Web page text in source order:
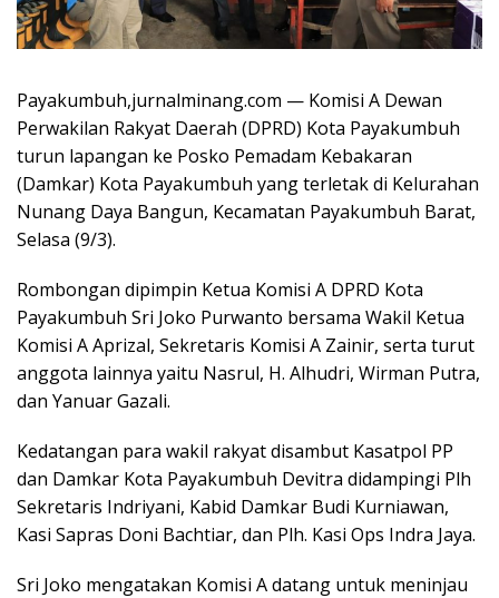
Payakumbuh,jurnalminang.com — Komisi A Dewan
Perwakilan Rakyat Daerah (DPRD) Kota Payakumbuh
turun lapangan ke Posko Pemadam Kebakaran
(Damkar) Kota Payakumbuh yang terletak di Kelurahan
Nunang Daya Bangun, Kecamatan Payakumbuh Barat,
Selasa (9/3).
Rombongan dipimpin Ketua Komisi A DPRD Kota
Payakumbuh Sri Joko Purwanto bersama Wakil Ketua
Komisi A Aprizal, Sekretaris Komisi A Zainir, serta turut
anggota lainnya yaitu Nasrul, H. Alhudri, Wirman Putra,
dan Yanuar Gazali.
Kedatangan para wakil rakyat disambut Kasatpol PP
dan Damkar Kota Payakumbuh Devitra didampingi Plh
Sekretaris Indriyani, Kabid Damkar Budi Kurniawan,
Kasi Sapras Doni Bachtiar, dan Plh. Kasi Ops Indra Jaya.
Sri Joko mengatakan Komisi A datang untuk meninjau